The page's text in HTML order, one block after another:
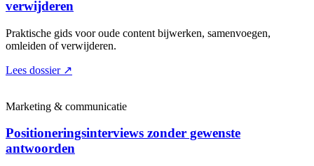
verwijderen
Praktische gids voor oude content bijwerken, samenvoegen,
omleiden of verwijderen.
Lees dossier ↗
Marketing & communicatie
Positioneringsinterviews zonder gewenste
antwoorden